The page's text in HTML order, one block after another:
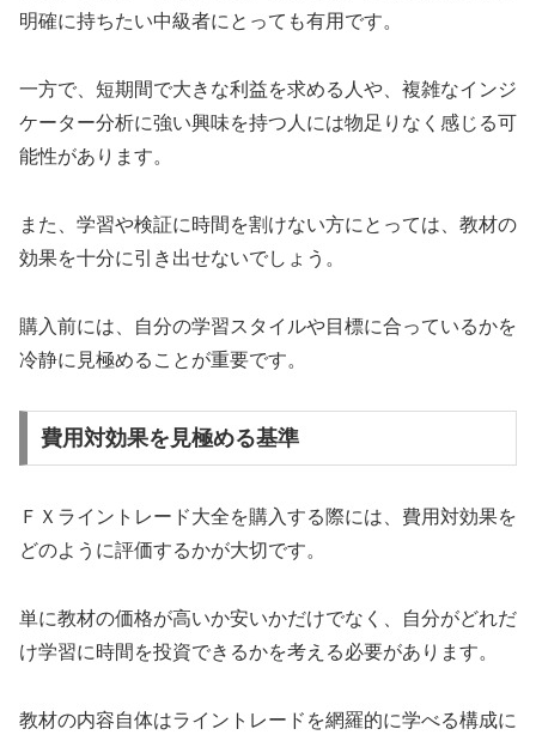
明確に持ちたい中級者にとっても有用です。
一方で、短期間で大きな利益を求める人や、複雑なインジ
ケーター分析に強い興味を持つ人には物足りなく感じる可
能性があります。
また、学習や検証に時間を割けない方にとっては、教材の
効果を十分に引き出せないでしょう。
購入前には、自分の学習スタイルや目標に合っているかを
冷静に見極めることが重要です。
費用対効果を見極める基準
ＦＸライントレード大全を購入する際には、費用対効果を
どのように評価するかが大切です。
単に教材の価格が高いか安いかだけでなく、自分がどれだ
け学習に時間を投資できるかを考える必要があります。
教材の内容自体はライントレードを網羅的に学べる構成に